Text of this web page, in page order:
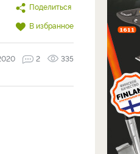
Поделиться
В избранное
2 335